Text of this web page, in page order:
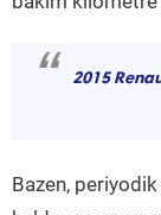
“ 2015
Bazen,